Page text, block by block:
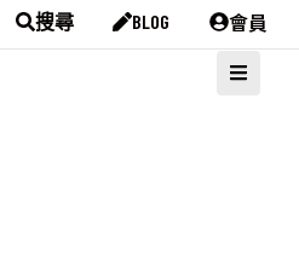
搜尋 BLOG 會員